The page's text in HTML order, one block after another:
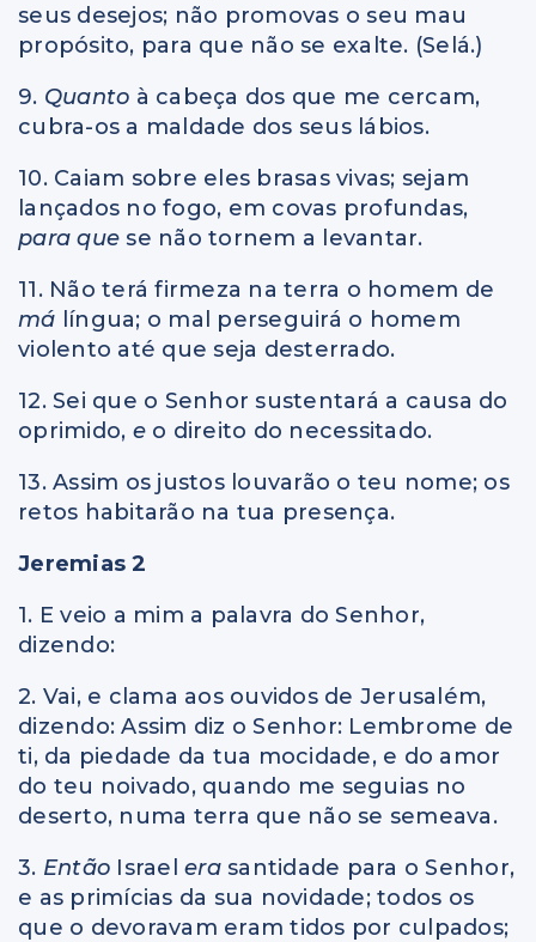
seus desejos; não promovas o seu mau
propósito, para que não se exalte. (Selá.)
9. Quanto à cabeça dos que me cercam,
cubra-os a maldade dos seus lábios.
10. Caiam sobre eles brasas vivas; sejam
lançados no fogo, em covas profundas,
para quese não tornem a levantar.
11. Não terá firmeza na terra o homem de
má língua; o mal perseguirá o homem
violento até que seja desterrado.
12. Sei que o Senhor sustentará a causa do
oprimido, e o direito do necessitado.
13. Assim os justos louvarão o teu nome; os
retos habitarão na tua presença.
Jeremias 2
1. E veio a mim a palavra do Senhor,
dizendo:
2. Vai, e clama aos ouvidos de Jerusalém,
dizendo: Assim diz o Senhor: Lembrome de
ti, da piedade da tua mocidade, e do amor
do teu noivado, quando me seguias no
deserto, numa terra que não se semeava.
3. Então Israel era santidade para o Senhor,
e as primícias da sua novidade; todos os
que o devoravam eram tidos por culpados;